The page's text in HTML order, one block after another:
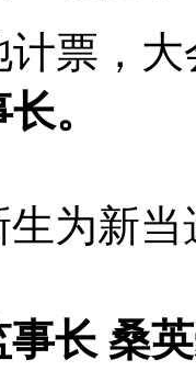
票，
。
为新
事长 桑